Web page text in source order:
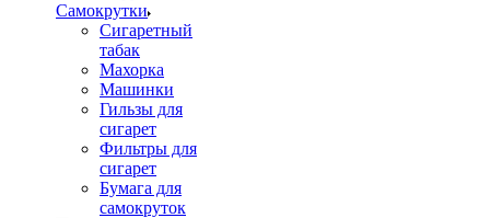
Самокрутки
Сигаретный
табак
Махорка
Машинки
Гильзы для
сигарет
Фильтры для
сигарет
Бумага для
самокруток